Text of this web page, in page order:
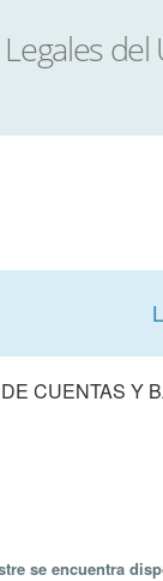
CUENTAS Y
se encuentra